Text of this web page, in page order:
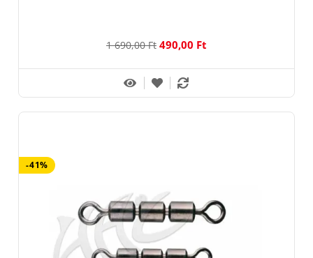
1 690,00 Ft 490,00 Ft
-41%